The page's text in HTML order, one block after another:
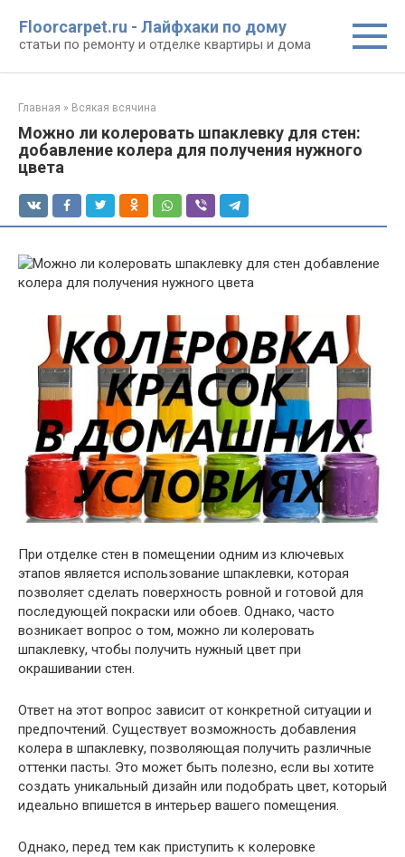
контенту
Floorcarpet.ru - Лайфхаки по дому
статьи по ремонту и отделке квартиры и дома
Главная » Всякая всячина
Можно ли колеровать шпаклевку для стен:
добавление колера для получения нужного
цвета
При отделке стен в помещении одним из ключевых
этапов является использование шпаклевки, которая
позволяет сделать поверхность ровной и готовой для
последующей покраски или обоев. Однако, часто
возникает вопрос о том, можно ли колеровать
шпаклевку, чтобы получить нужный цвет при
окрашивании стен.
Ответ на этот вопрос зависит от конкретной ситуации и
предпочтений. Существует возможность добавления
колера в шпаклевку, позволяющая получить различные
оттенки пасты. Это может быть полезно, если вы хотите
создать уникальный дизайн или подобрать цвет, который
идеально впишется в интерьер вашего помещения.
Однако, перед тем как приступить к колеровке